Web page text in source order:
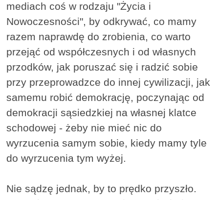
mediach coś w rodzaju "Życia i
Nowoczesności", by odkrywać, co mamy
razem naprawdę do zrobienia, co warto
przejąć od współczesnych i od własnych
przodków, jak poruszać się i radzić sobie
przy przeprowadzce do innej cywilizacji, jak
samemu robić demokrację, poczynając od
demokracji sąsiedzkiej na własnej klatce
schodowej - żeby nie mieć nic do
wyrzucenia samym sobie, kiedy mamy tyle
do wyrzucenia tym wyżej.
Nie sądzę jednak, by to prędko przyszło.